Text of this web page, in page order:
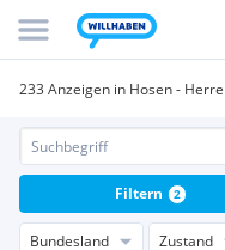
233 Anzeigen in Hosen -
Bundesland Zustand
Filtern 2